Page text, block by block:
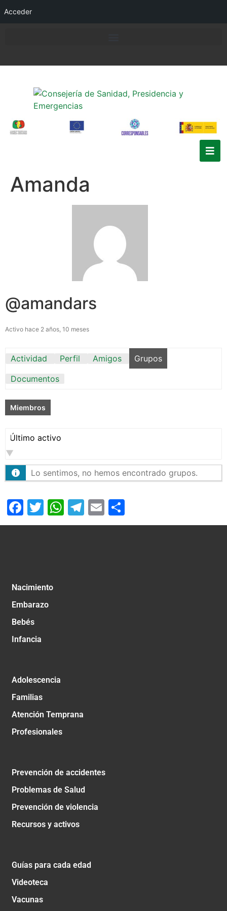
Acceder
Amanda
@amandars
Activo hace 2 años, 10 meses
Actividad Perfil Amigos
Grupos
Documentos
Miembros
Ordenar
por:
Lo sentimos, no hemos encontrado grupos.
Facebook
Twitter
WhatsApp
Telegram
Email
Nacimiento
Embarazo
Bebés
Infancia
Adolescencia
Familias
Atención Temprana
Profesionales
Prevención de accidentes
Problemas de Salud
Prevención de violencia
Recursos y activos
Guías para cada edad
Videoteca
Vacunas